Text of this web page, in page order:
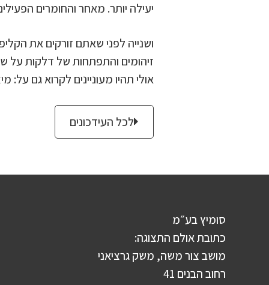
יעילה יותר. מאחר והחומרים
ושנייה לפני שאתם זורקים את
זיהומים והתפתחות של דלקות על
אולי תהיו מעוניינים לקרוא גם על:
לכל העידכונים
סומיץ בע״מ
כתובת אולם התצוגה:
מושב צור משה, משק גרציאני
רחוב הבנים 41